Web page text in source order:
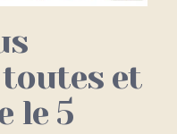
toutes et
le 5